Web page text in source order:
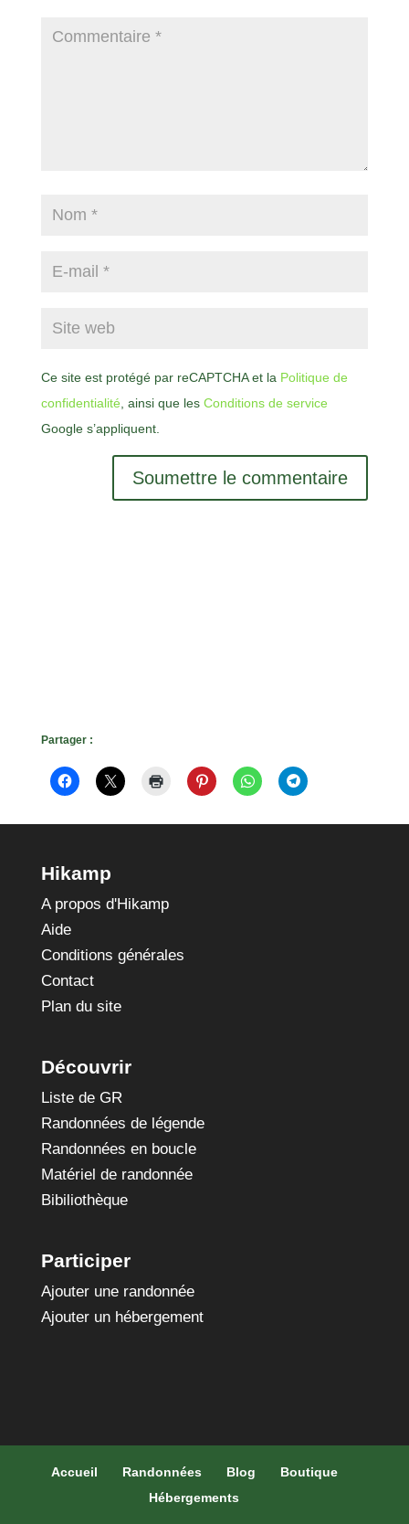
Ce site est protégé par reCAPTCHA et la Politique de
confidentialité , ainsi que les Conditions de service
Google s’appliquent.
Soumettre le commentaire
Partager :
Hikamp
A propos d'Hikamp
Aide
Conditions générales
Contact
Plan du site
Découvrir
Liste de GR
Randonnées de légende
Randonnées en boucle
Matériel de randonnée
Bibiliothèque
Participer
Ajouter une randonnée
Ajouter un hébergement
Accueil Randonnées Blog
Boutique
Hébergements